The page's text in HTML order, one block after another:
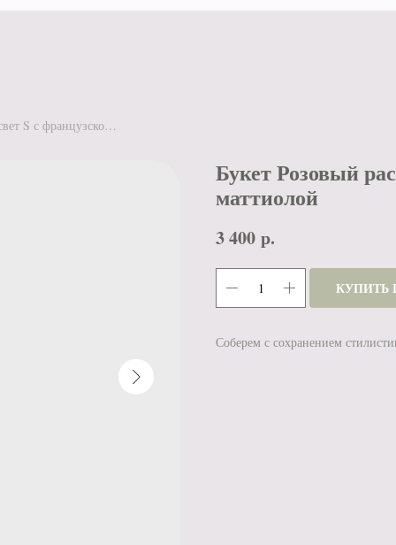
Букет Розовый рассвет S с французской розой и маттиолой
Букет Розовый
маттиолой
3 400 р.
КУПИТЬ
Соберем с сохранением